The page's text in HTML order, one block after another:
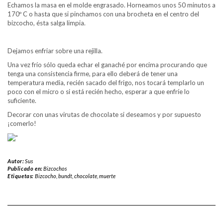
Echamos la masa en el molde engrasado. Horneamos unos 50 minutos a
170º C o hasta que si pinchamos con una brocheta en el centro del
bizcocho, ésta salga limpia.
Dejamos enfriar sobre una rejilla.
Una vez frío sólo queda echar el ganaché por encima procurando que
tenga una consistencia firme, para ello deberá de tener una
temperatura media, recién sacado del frigo, nos tocará templarlo un
poco con el micro o si está recién hecho, esperar a que enfríe lo
suficiente.
Decorar con unas virutas de chocolate si deseamos y por supuesto
¡comerlo!
Autor:Sus
Publicado en:Bizcochos
Etiquetas: Bizcocho, bundt, chocolate, muerte